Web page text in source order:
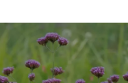
アクセス
お知らせ・コラム
採用情報
よくある質問